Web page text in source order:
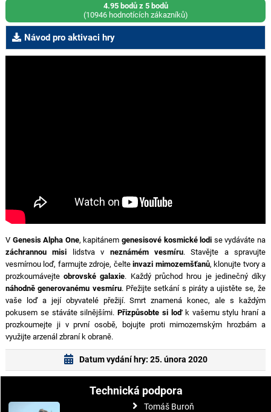
4.95 bodů z 5 bodů
(10946 hodnotících zákazníků)
Návod pro aktivaci hry
V Genesis Alpha One, kapitánem genesisové kosmické lodi se vydáváte na
záchrannou misi lidstva v neznámém vesmíru. Stavějte a spravujte
vesmírnou loď, farmujte zdroje, čelteinvazi mimozemšťanů, klonujte tvory a
prozkoumávejteobrovské galaxie. Každý průchod hrou je jedinečný díky
náhodně generovanému vesmíru. Přežijte setkání s piráty a ujistěte se, že
vaše loď a její obyvatelé přežijí. Smrt znamená konec, ale s každým
pokusem se stáváte silnějšími.Přizpůsobte si loďk vašemu stylu hraní a
prozkoumejte ji v první osobě, bojujte proti mimozemským hrozbám a
využijte arzenál zbraní k obraně.
Datum vydání hry: 25. února 2020
Technická podpora
Tomáš Buroň